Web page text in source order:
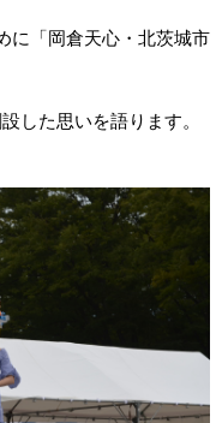
に「岡倉天心・北茨城市
した思いを語ります。